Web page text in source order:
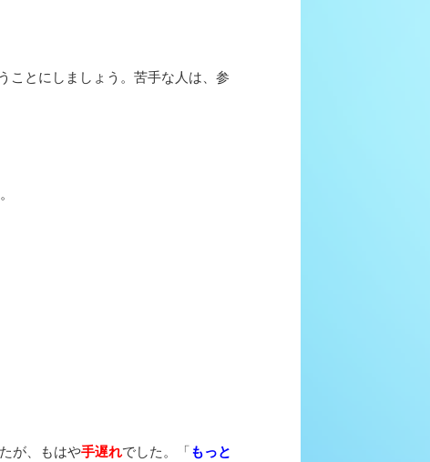
ことにしましょう。苦手な人は、参
が、もはや手遅れでした。「もっと